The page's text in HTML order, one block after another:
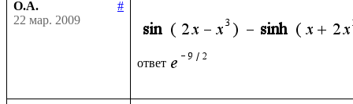
О.А.
#
22 мар. 2009
ответ